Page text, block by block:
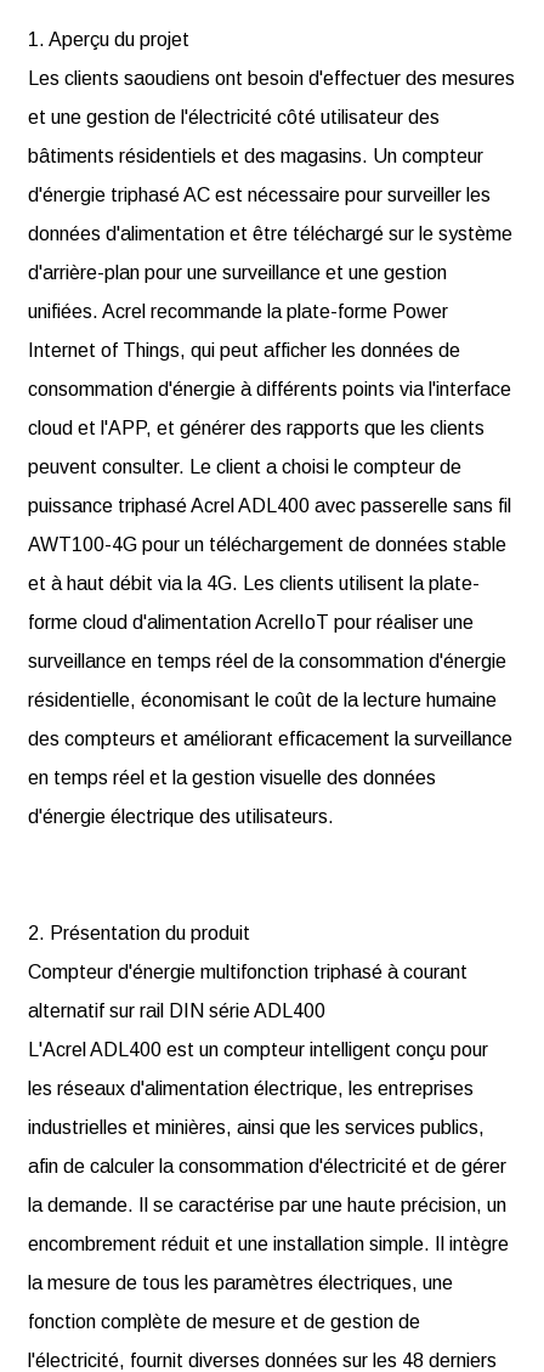
1. Aperçu du projet
Les clients saoudiens ont besoin d'effectuer des mesures
et une gestion de l'électricité côté utilisateur des
bâtiments résidentiels et des magasins. Un compteur
d'énergie triphasé AC est nécessaire pour surveiller les
données d'alimentation et être téléchargé sur le système
d'arrière-plan pour une surveillance et une gestion
unifiées. Acrel recommande la plate-forme Power
Internet of Things, qui peut afficher les données de
consommation d'énergie à différents points via l'interface
cloud et l'APP, et générer des rapports que les clients
peuvent consulter. Le client a choisi le compteur de
puissance triphasé Acrel ADL400 avec passerelle sans fil
AWT100-4G pour un téléchargement de données stable
et à haut débit via la 4G. Les clients utilisent la plate-
forme cloud d'alimentation AcrelIoT pour réaliser une
surveillance en temps réel de la consommation d'énergie
résidentielle, économisant le coût de la lecture humaine
des compteurs et améliorant efficacement la surveillance
en temps réel et la gestion visuelle des données
d'énergie électrique des utilisateurs.
2. Présentation du produit
Compteur d'énergie multifonction triphasé à courant
alternatif sur rail DIN série ADL400
L'Acrel ADL400 est un compteur intelligent conçu pour
les réseaux d'alimentation électrique, les entreprises
industrielles et minières, ainsi que les services publics,
afin de calculer la consommation d'électricité et de gérer
la demande. Il se caractérise par une haute précision, un
encombrement réduit et une installation simple. Il intègre
la mesure de tous les paramètres électriques, une
fonction complète de mesure et de gestion de
l'électricité, fournit diverses données sur les 48 derniers